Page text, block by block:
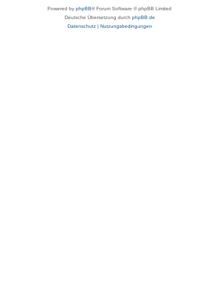
Powered by phpBB® Forum Software © phpBB Limited
Deutsche Übersetzung durch phpBB.de
Datenschutz| Nutzungsbedingungen